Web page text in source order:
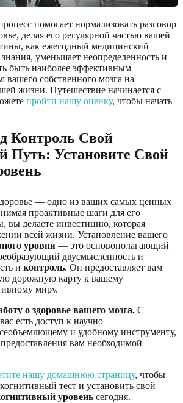
помогает нормализовать разговор
делая его регулярной частью вашей
как ежегодный медицинский
уменьшает неопределенность и
быть наиболее эффективным
вашего собственного мозга на
жизни. Путешествие начинается с
пройти нашу оценку, чтобы начать
Контроль Свой
Путь: Установите Свой
— одно из ваших самых ценных
проактивные шаги для его
вы делаете инвестицию, которая
всей жизни. Установление вашего
уровня — это основополагающий
двусмысленность и
и контроль. Он предоставляет вам
дорожную карту к вашему
миру.
о здоровье вашего мозга. С
есть доступ к научно
и удобному инструменту,
вам необходимой
нашу домашнюю страницу, чтобы
тест и установить свой
уровень сегодня.